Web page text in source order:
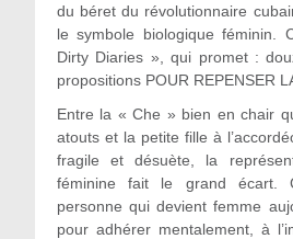
du béret du révolutionnaire
le symbole biologique féminin.
Dirty Diaries », qui promet :
propositions POUR REPENSER
Entre la « Che » bien en chair
atouts et la petite fille à
fragile et désuète, la
féminine fait le grand écart.
personne qui devient femme
pour adhérer mentalement, à